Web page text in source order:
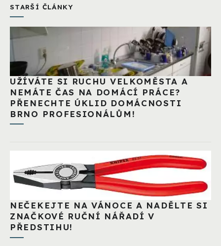
STARŠÍ ČLÁNKY
UŽÍVÁTE SI RUCHU VELKOMĚSTA A
NEMÁTE ČAS NA DOMÁCÍ PRÁCE?
PŘENECHTE ÚKLID DOMÁCNOSTI
BRNO PROFESIONÁLŮM!
NEČEKEJTE NA VÁNOCE A NADĚLTE SI
ZNAČKOVÉ RUČNÍ NÁŘADÍ V
PŘEDSTIHU!